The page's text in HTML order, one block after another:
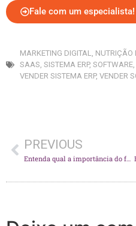
Fale com um especialista!
MARKETING DIGITAL, NUTRIÇÃO
SAAS, SISTEMA ERP, SOFTWARE,
VENDER SISTEMA ERP, VENDER
PREVIOUS
Entenda qual a importância do funil de vendas para a sua software house.